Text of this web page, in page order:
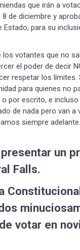
que irán a
de diciembre y
para su
votantes que no
el poder de decir
respetar los
para quienes no
por escrito, e
de nada pero van
siempre
un
Falls.
votar en